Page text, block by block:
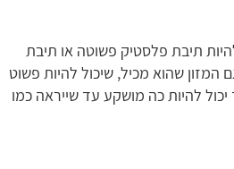
תיבת פלסטיק פשוטה או תיבת
המזון שהוא מכיל, שיכול להיות פשוט
יכול להיות כה מושקע עד שייראה כמו